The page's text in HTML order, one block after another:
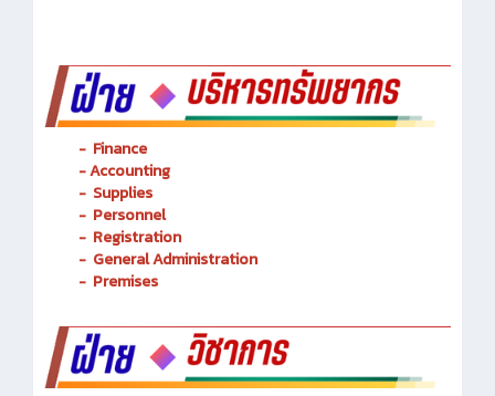
- Finance
-Accounting
- Supplies
- Personnel
- Registration
- General Administration
- Premises